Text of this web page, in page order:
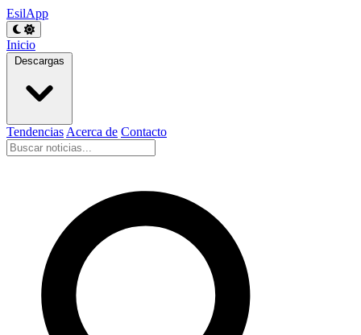
EsilApp
Inicio
Descargas
Tendencias Acerca de Contacto